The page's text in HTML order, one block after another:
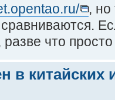
,
разве что
в китайских